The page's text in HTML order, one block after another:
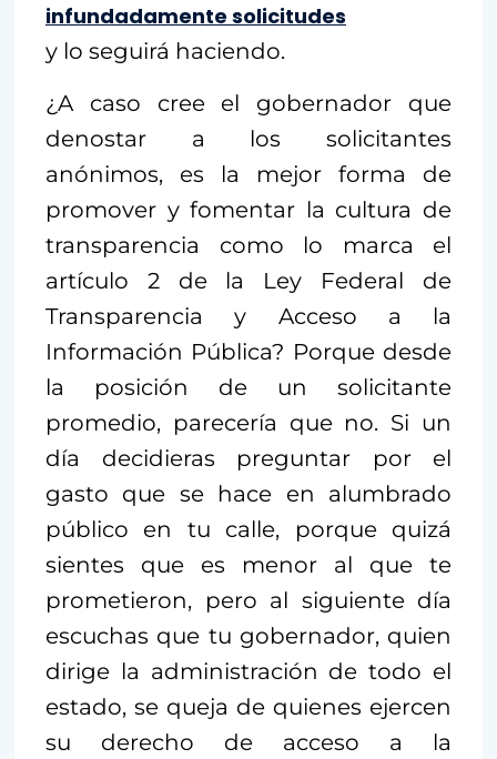
infundadamente solicitudes
y lo seguirá haciendo.
¿A caso cree el gobernador que
denostar a los solicitantes
anónimos, es la mejor forma de
promover y fomentar la cultura de
transparencia como lo marca el
artículo 2 de la Ley Federal de
Transparencia y Acceso a la
Información Pública? Porque desde
la posición de un solicitante
promedio, parecería que no. Si un
día decidieras preguntar por el
gasto que se hace en alumbrado
público en tu calle, porque quizá
sientes que es menor al que te
prometieron, pero al siguiente día
escuchas que tu gobernador, quien
dirige la administración de todo el
estado, se queja de quienes ejercen
su derecho de acceso a la